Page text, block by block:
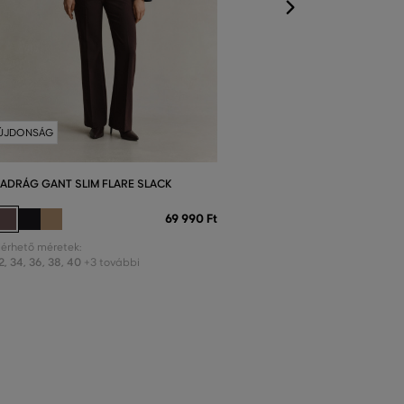
GANT SLIM FLARE SLACK
69 990 Ft
méretek:
, 34, 36, 38, 40 +3 további